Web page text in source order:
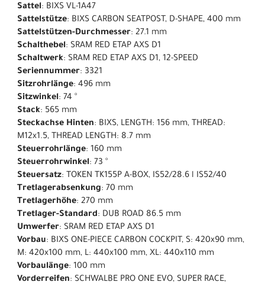
Sattel: BIXS VL-1A47
Sattelstütze: BIXS CARBON SEATPOST, D-SHAPE, 400 mm
Sattelstützen-Durchmesser: 27.1 mm
Schalthebel: SRAM RED ETAP AXS D1
Schaltwerk: SRAM RED ETAP AXS D1, 12-SPEED
Seriennummer: 3321
Sitzrohrlänge: 496 mm
Sitzwinkel: 74 °
Stack: 565 mm
Steckachse Hinten: BIXS, LENGTH: 156 mm, THREAD:
M12x1.5, THREAD LENGTH: 8.7 mm
Steuerrohrlänge: 160 mm
Steuerrohrwinkel: 73 °
Steuersatz: TOKEN TK155P A-BOX, IS52/28.6 l IS52/40
Tretlagerabsenkung: 70 mm
Tretlagerhöhe: 270 mm
Tretlager-Standard: DUB ROAD 86.5 mm
Umwerfer: SRAM RED ETAP AXS D1
Vorbau: BIXS ONE-PIECE CARBON COCKPIT, S: 420x90 mm,
M: 420x100 mm, L: 440x100 mm, XL: 440x110 mm
Vorbaulänge: 100 mm
Vorderreifen: SCHWALBE PRO ONE EVO, SUPER RACE,